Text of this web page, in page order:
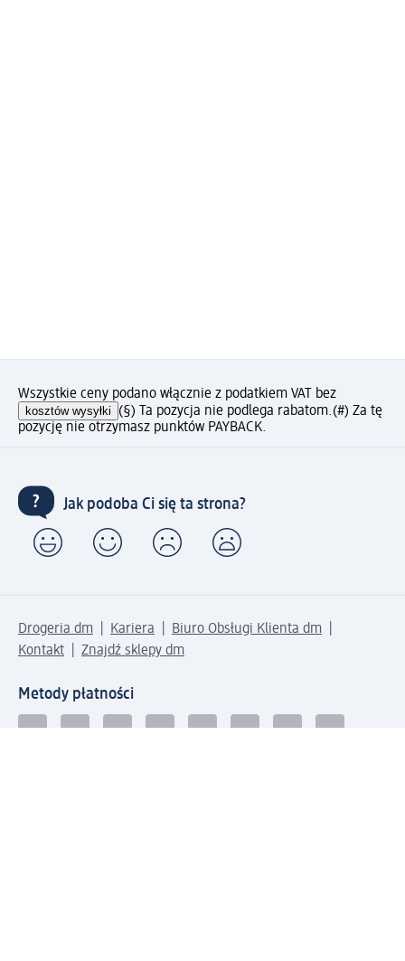
Wszystkie ceny podano włącznie z podatkiem VAT bez
kosztów wysyłki (§) Ta pozycja nie podlega rabatom.(#) Za tę
pozycję nie otrzymasz punktów PAYBACK.
Jak podoba Ci się ta strona?
Drogeria dm Kariera
Biuro Obsługi Klienta dm
Kontakt
Znajdź sklepy dm
Metody płatności